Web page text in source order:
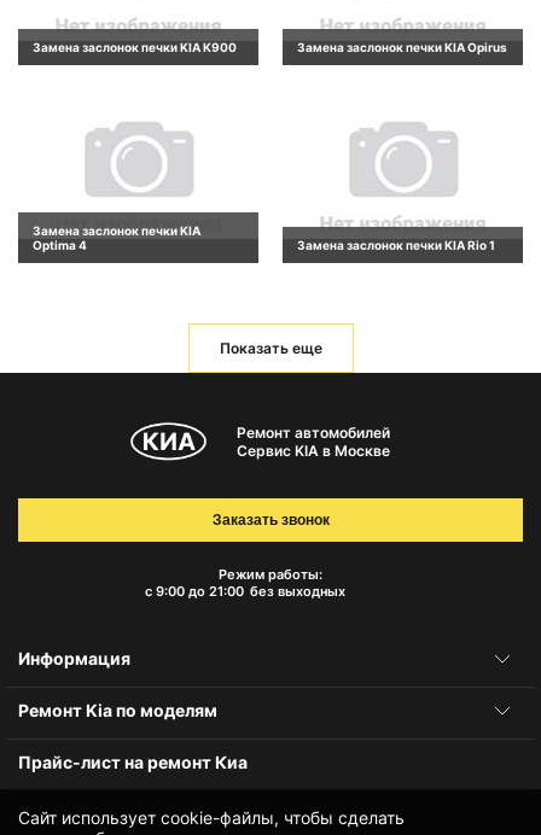
Замена заслонок печки KIA K900 Замена заслонок печки KIA Opirus
Замена заслонок печки KIA
Optima 4
Замена заслонок печки KIA Rio 1
Показать еще
Сайт использует cookie-файлы, чтобы сделать
Ремонт автомобилей
Сервис KIA в Москве
Режим работы:
с 9:00 до 21:00 без выходных
Заказать звонок
Информация
Ремонт Kia по моделям
Прайс-лист на ремонт Киа